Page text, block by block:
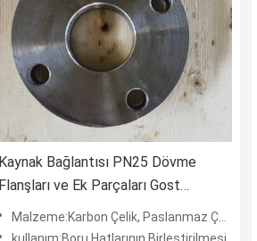
Kaynak Bağlantısı PN25 Dövme
Flanşları ve Ek Parçaları Gost
12820-80
Malzeme:Karbon Çelik, Paslanmaz Çelik, Alaşımlı Çelik